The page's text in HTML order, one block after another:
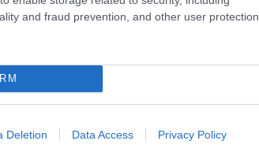
and fraud prevention, and other user protection.
Deletion Data Access Privacy Policy
χαμηλότερης, περιστρεφόμενης μάζας,
της Bridgestone θέτει ένα νέο πρότυπο
σημαντικά περιβαλλοντικά
κύλισης που είναι έως και 30%
Αυτό συμβάλλει στη μείωση
CO2. Επιπλέον, τα ελαστικά με την
μειώνοντας το βάρος τους έως
θερινά ελαστικά Bridgestone. [1] Αυτό